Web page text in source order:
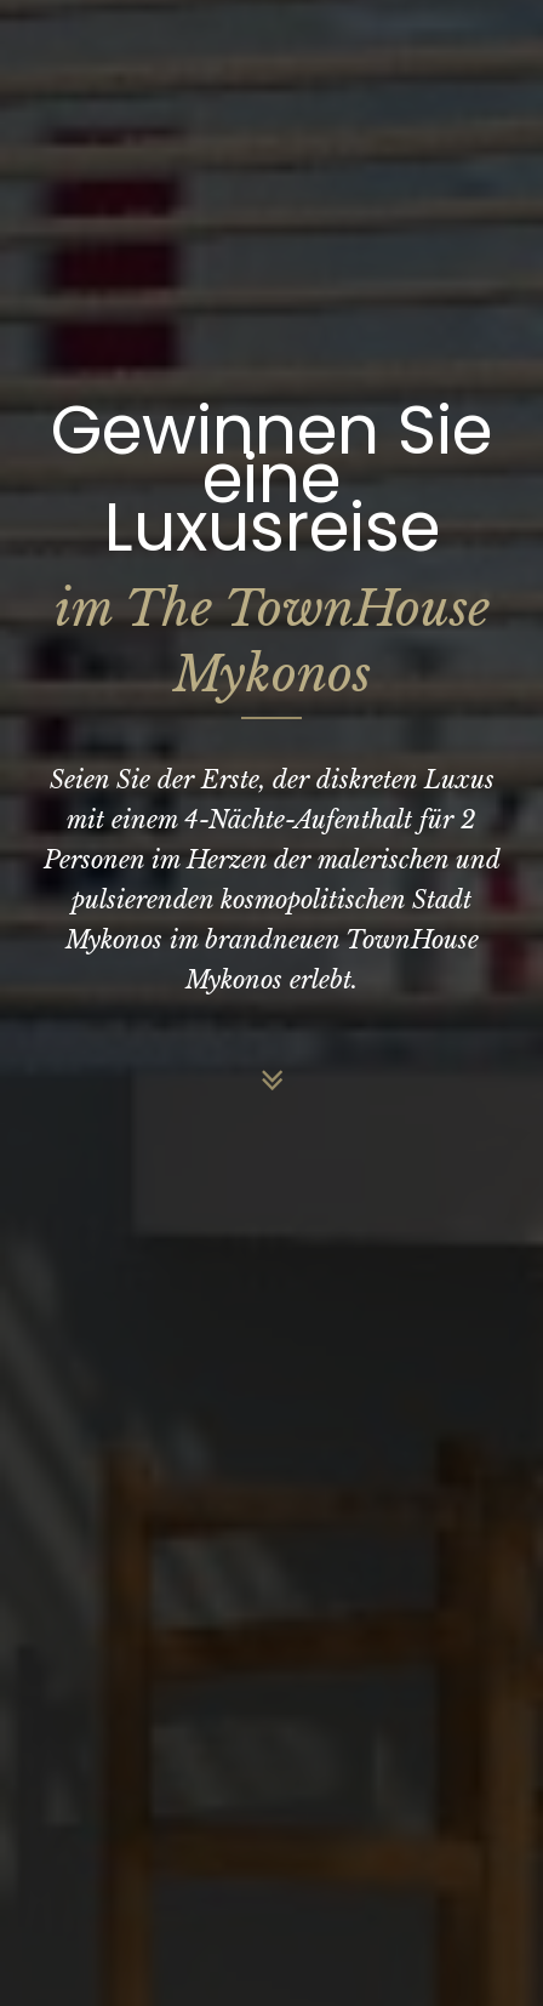
Gewinnen Sie
eine
Luxusreise
im The TownHouse
Mykonos
Seien Sie der Erste, der diskreten Luxus
mit einem 4-Nächte-Aufenthalt für 2
Personen im Herzen der malerischen und
pulsierenden kosmopolitischen Stadt
Mykonos im brandneuen TownHouse
Mykonos erlebt.